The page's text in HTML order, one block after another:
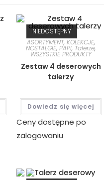
NIEDOSTĘPNY
ASORTYMENT, KOLEKCJE,
NOSTALGIE,PAPI, Talerze,
WSZYSTKIE PRODUKTY
Zestaw 4 deserowych
talerzy
Dowiedz się więcej
Ceny dostępne po
zalogowaniu